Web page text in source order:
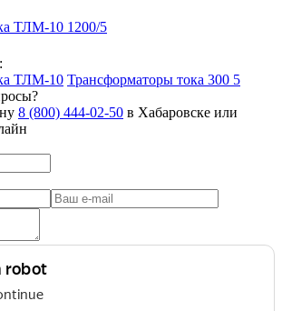
ТЛМ-10 1200/5
ТЛМ-10 Трансформаторы тока 300 5
8 (800) 444-02-50 в Хабаровске или